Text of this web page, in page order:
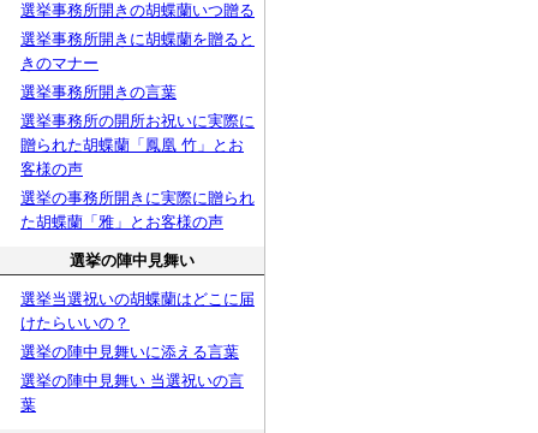
選挙事務所開きの胡蝶蘭いつ贈る
選挙事務所開きに胡蝶蘭を贈ると
きのマナー
選挙事務所開きの言葉
選挙事務所の開所お祝いに実際に
贈られた胡蝶蘭「鳳凰 竹」とお
客様の声
選挙の事務所開きに実際に贈られ
た胡蝶蘭「雅」とお客様の声
選挙の陣中見舞い
選挙当選祝いの胡蝶蘭はどこに届
けたらいいの？
選挙の陣中見舞いに添える言葉
選挙の陣中見舞い 当選祝いの言
葉